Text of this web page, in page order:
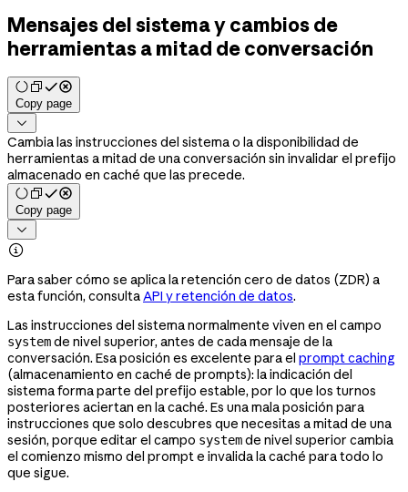
Mensajes del sistema y cambios de
herramientas a mitad de conversación
Copy page

Cambia las instrucciones del sistema o la disponibilidad de
herramientas a mitad de una conversación sin invalidar el prefijo
almacenado en caché que las precede.
Copy page


Para saber cómo se aplica la retención cero de datos (ZDR) a
esta función, consultaAPI y retención de datos.
Las instrucciones del sistema normalmente viven en el campo
systemde nivel superior, antes de cada mensaje de la
conversación. Esa posición es excelente para el prompt caching
(almacenamiento en caché de prompts): la indicación del
sistema forma parte del prefijo estable, por lo que los turnos
posteriores aciertan en la caché. Es una mala posición para
instrucciones que solo descubres que necesitas a mitad de una
sesión, porque editar el campo systemde nivel superior cambia
el comienzo mismo del prompt e invalida la caché para todo lo
que sigue.